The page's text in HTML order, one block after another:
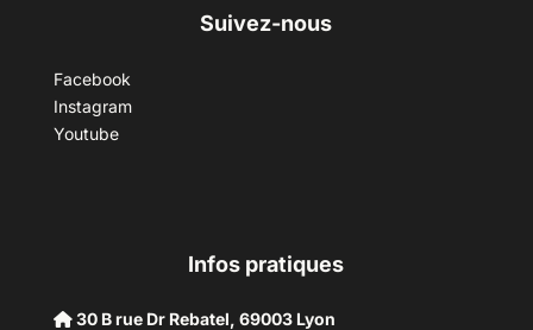
Suivez-nous
Facebook
Instagram
Youtube
Infos pratiques
30 B rue Dr Rebatel, 69003 Lyon